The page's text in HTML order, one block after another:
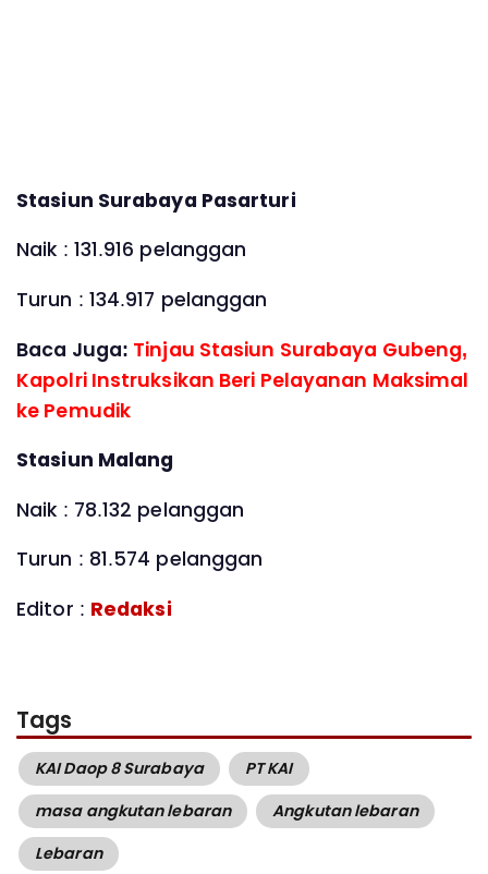
Stasiun Surabaya Pasarturi
Naik : 131.916 pelanggan
Turun : 134.917 pelanggan
Baca Juga: Tinjau Stasiun Surabaya Gubeng,
Kapolri Instruksikan Beri Pelayanan Maksimal
ke Pemudik
Stasiun Malang
Naik : 78.132 pelanggan
Turun : 81.574 pelanggan
Editor : Redaksi
Tags
KAI Daop 8 Surabaya
PT KAI
masa angkutan lebaran
Angkutan lebaran
Lebaran